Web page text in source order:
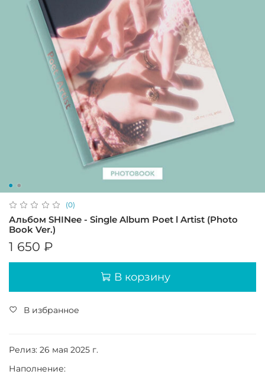
(0)
Альбом SHINee - Single Album Poet l Artist (Photo
Book Ver.)
1 650 ₽
В корзину
В избранное
Релиз: 26 мая 2025 г.
Наполнение: